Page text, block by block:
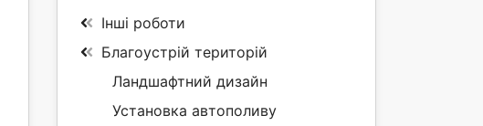
Інші роботи
Благоустрій територій
Ландшафтний дизайн
Установка автополиву